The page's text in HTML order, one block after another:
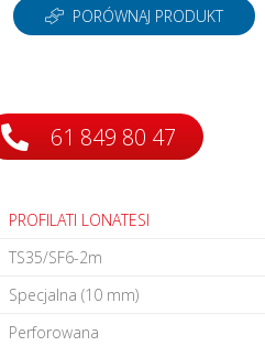
i serwonapędy
kablowych i
AC AC
PORÓWNAJ PRODUKT
61 849 80 47
PROFILATI LONATESI
TS35/SF6-2m
Specjalna (10 mm)
Perforowana